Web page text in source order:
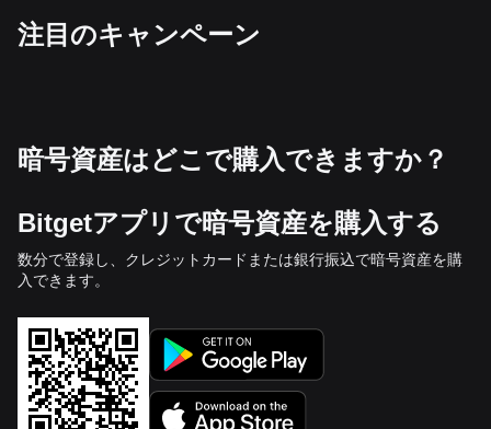
‌注目のキャンペーン
暗号資産はどこで購入できますか？
Bitgetアプリで暗号資産を購入する
数分で登録し、クレジットカードまたは銀行振込で暗号資産を購
入できます。